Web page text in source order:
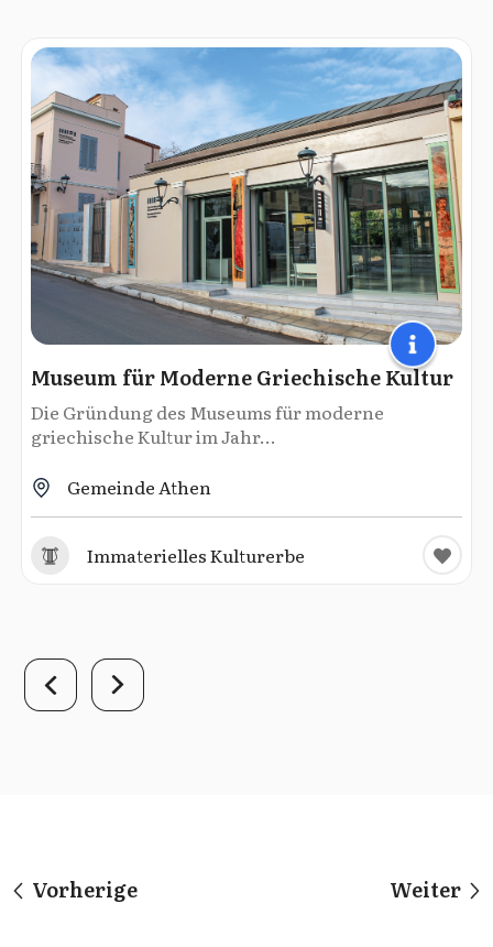
Museum für Moderne Griechische Kultur
Die Gründung des Museums für moderne
griechische Kultur im Jahr...
Gemeinde Athen
Immaterielles Kulturerbe
Vorherige Weiter